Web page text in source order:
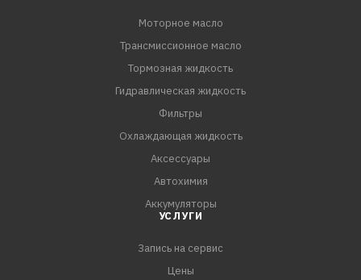
- Является хорошим выбором для экономного
владельца отечественной техники с большим и очень
большим пробегом, а также в случае потребности в
минимизации расхода средств на обслуживание старой
техники, эксплуатируемой при нормальных нагрузках
условий эксплуатации техники в российских условиях
- Полностью соответствует всем требованиям ГОСТ
Моторное масло
Трансмиссионное масло
Тормозная жидкость
Гидравлическая жидкость
Фильтры
Охлаждающая жидкость
Аксессуары
Автохимия
Аккумуляторы
УСЛУГИ
Запись на сервис
Цены